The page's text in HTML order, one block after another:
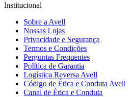
Institucional
Sobre a Avell
Nossas Lojas
Privacidade e Segurança
Termos e Condições
Perguntas Frequentes
Política de Garantia
Logística Reversa Avell
Código de Ética e Conduta Avell
Canal de Ética e Conduta